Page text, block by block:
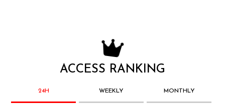
ACCESS RANKING
24H WEEKLY MONTHLY